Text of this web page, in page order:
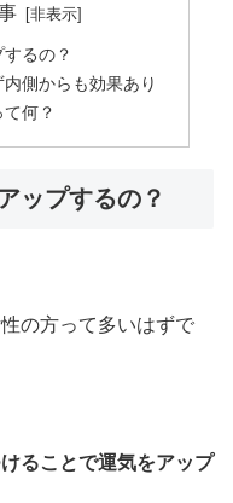
るの？
側からも効果あり
何？
ップするの？
の方って多いはずで
ることで運気をアップ